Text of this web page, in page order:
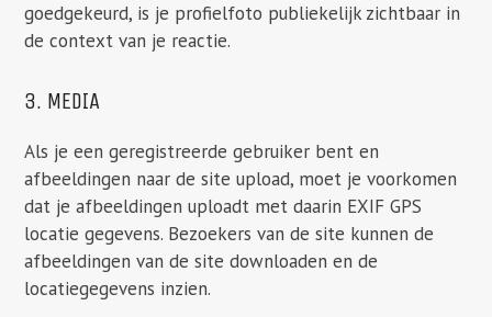
goedgekeurd, is je profielfoto publiekelijk zichtbaar in
de context van je reactie.
3. MEDIA
Als je een geregistreerde gebruiker bent en
afbeeldingen naar de site upload, moet je voorkomen
dat je afbeeldingen uploadt met daarin EXIF GPS
locatie gegevens. Bezoekers van de site kunnen de
afbeeldingen van de site downloaden en de
locatiegegevens inzien.